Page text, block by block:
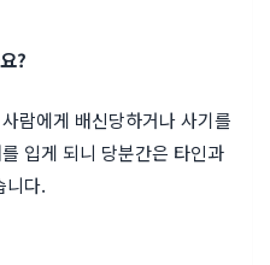
?
람에게 배신당하거나 사기를
입게 되니 당분간은 타인과
니다.